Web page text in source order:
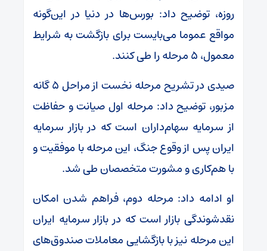
روزه، توضیح داد: بورس‌ها در دنیا در این‌گونه
مواقع عموما می‌بایست برای بازگشت به شرایط
معمول، ۵ مرحله را طی کنند.
صیدی در تشریح مرحله نخست از مراحل ۵‌ گانه
مزبور، توضیح داد: مرحله اول صیانت و حفاظت
از سرمایه سهام‌داران است که در بازار سرمایه
ایران پس از وقوع جنگ، این مرحله با موفقیت و
با هم‌کاری و مشورت متخصصان طی شد.
او ادامه داد: مرحله دوم، فراهم شدن امکان
نقدشوندگی بازار است که در بازار سرمایه ایران
این مرحله نیز با بازگشایی معاملات صندوق‌های